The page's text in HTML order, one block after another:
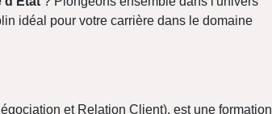
idéal pour votre carrière dans le domaine
et Relation Client), est une formation